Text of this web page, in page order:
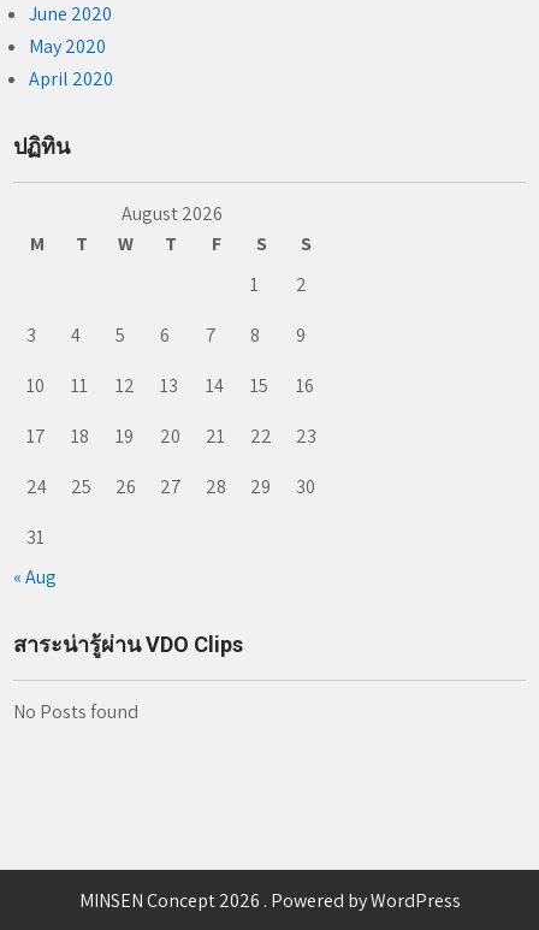
June 2020
May 2020
April 2020
ปฏิทิน
August 2026
M
T W T F S
S
1
2
3
4 5 6 7 8
9
10
11 12 13 14 15
16
17
18 19 20 21 22
23
24
25 26 27 28 29
30
31
« Aug
สาระน่ารู้ผ่าน VDO Clips
No Posts found
MINSEN Concept 2026 . Powered by WordPress